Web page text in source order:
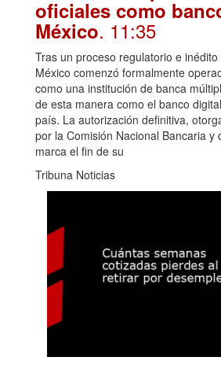
oficiales como
México. 11:35
Tras un proceso regulatorio e
México comenzó formalmente
como una institución de banca
de esta manera como el banco
país. La autorización definitiva,
por la Comisión Nacional Bancaria y
marca el fin de su
Tribuna Noticias